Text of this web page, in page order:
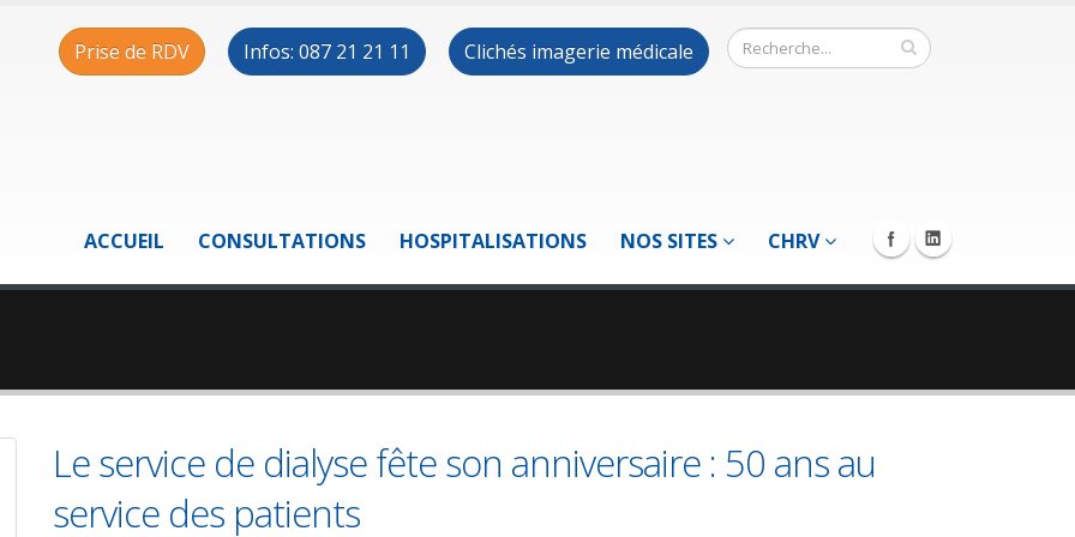
Prise de RDV Infos: 087 21 21 11 Clichés imagerie médicale
ACCUEIL CONSULTATIONS HOSPITALISATIONS NOS SITES CHRV
Le service de dialyse fête son anniversaire : 50 ans au
service des patients